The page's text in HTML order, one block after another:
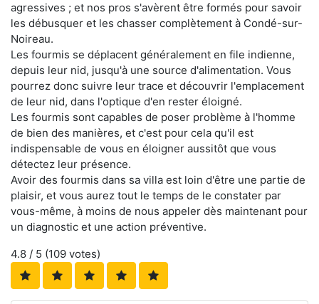
agressives ; et nos pros s'avèrent être formés pour savoir
les débusquer et les chasser complètement à Condé-sur-
Noireau.
Les fourmis se déplacent généralement en file indienne,
depuis leur nid, jusqu'à une source d'alimentation. Vous
pourrez donc suivre leur trace et découvrir l'emplacement
de leur nid, dans l'optique d'en rester éloigné.
Les fourmis sont capables de poser problème à l'homme
de bien des manières, et c'est pour cela qu'il est
indispensable de vous en éloigner aussitôt que vous
détectez leur présence.
Avoir des fourmis dans sa villa est loin d'être une partie de
plaisir, et vous aurez tout le temps de le constater par
vous-même, à moins de nous appeler dès maintenant pour
un diagnostic et une action préventive.
4.8 / 5 (109 votes)